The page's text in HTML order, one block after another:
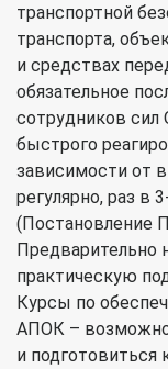
транспортной
транспорта,
и средствах
обязательное
сотрудников сил
быстрого
зависимости от
регулярно, раз в
(Постановление
Предварительно
практическую
Курсы по
АПОК –
и подготовиться